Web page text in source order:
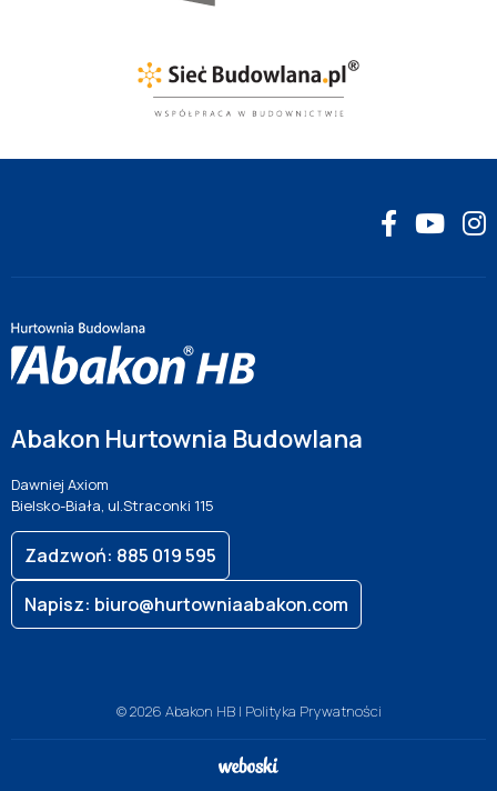
Abakon Hurtownia Budowlana
Dawniej Axiom
Bielsko-Biała, ul.Straconki 115
Zadzwoń: 885 019 595
Napisz: biuro@hurtowniaabakon.com
© 2026 Abakon HB | Polityka Prywatności